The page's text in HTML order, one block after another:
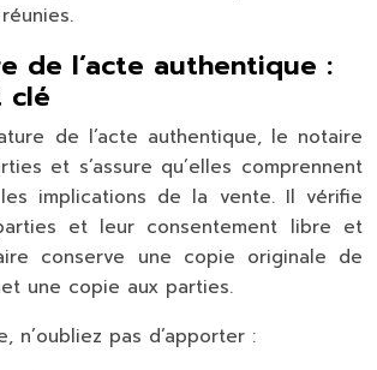
de l’acte authentique :
clé
de l’acte authentique, le notaire
et s’assure qu’elles comprennent
implications de la vente. Il vérifie
et leur consentement libre et
conserve une copie originale de
une copie aux parties.
n’oubliez pas d’apporter :